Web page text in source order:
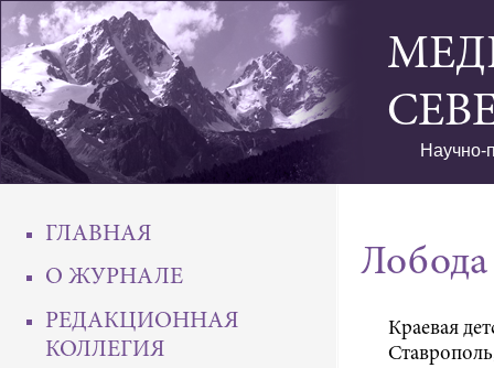
Научно-
ГЛАВНАЯ
О ЖУРНАЛЕ
РЕДАКЦИОННАЯ
КОЛЛЕГИЯ
Лобода
Краевая